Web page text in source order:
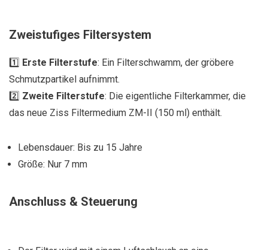
Zweistufiges Filtersystem
1️⃣ Erste Filterstufe: Ein Filterschwamm, der gröbere
Schmutzpartikel aufnimmt.
2️⃣ Zweite Filterstufe: Die eigentliche Filterkammer, die
das neue Ziss Filtermedium ZM-II (150 ml) enthält.
Lebensdauer: Bis zu 15 Jahre
Größe: Nur 7 mm
Anschluss & Steuerung